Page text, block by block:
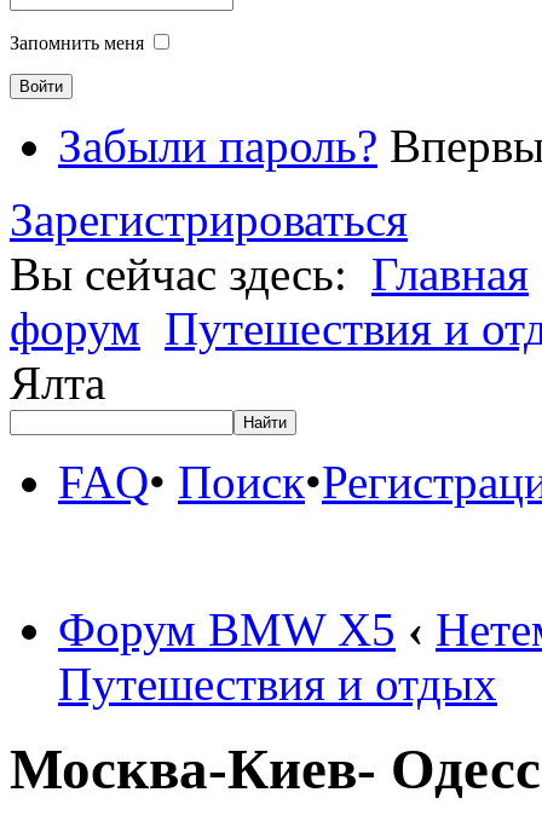
Запомнить меня
Забыли пароль?
Зарегистрироваться
Вы сейчас здесь: Главная
форум Путешествия и
Ялта
FAQ• Поиск•
Форум BMW X5 ‹
Путешествия и отдых
Москва-Киев-